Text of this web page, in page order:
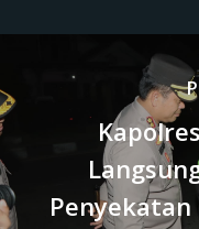
Penyekatan